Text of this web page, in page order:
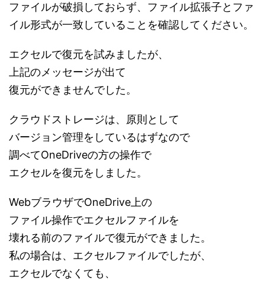
ファイルが破損しておらず、ファイル拡張子とファ
イル形式が一致していることを確認してください。
エクセルで復元を試みましたが、
上記のメッセージが出て
復元ができませんでした。
クラウドストレージは、原則として
バージョン管理をしているはずなので
調べてOneDriveの方の操作で
エクセルを復元をしました。
WebブラウザでOneDrive上の
ファイル操作でエクセルファイルを
壊れる前のファイルで復元ができました。
私の場合は、エクセルファイルでしたが、
エクセルでなくても、